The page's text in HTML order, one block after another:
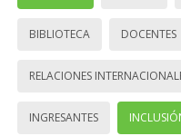
BIBLIOTECA DOCENTES
RELACIONES
INGRESANTES